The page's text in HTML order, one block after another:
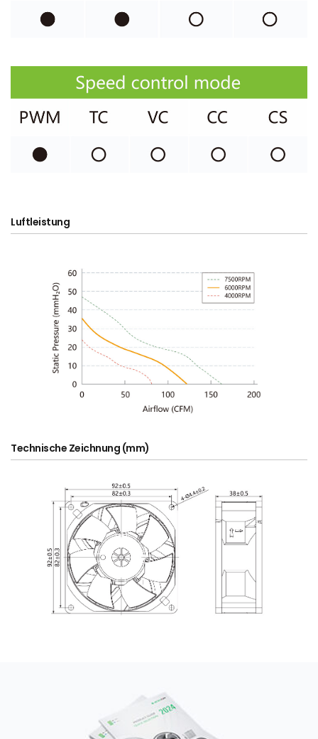
Luftleistung
Technische Zeichnung (mm)